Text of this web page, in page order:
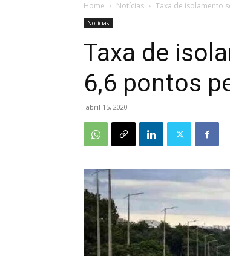
Home Notícias Taxa de isolamento
Notícias
Taxa de
6,6 pontos
abril 15, 2020